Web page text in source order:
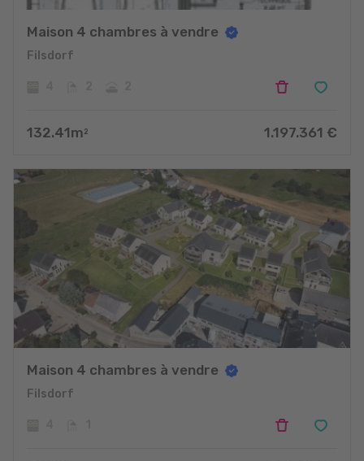
Maison 4 chambres à vendre
Filsdorf
132.41m 2 1.197.361 €
Maison 4 chambres à vendre
Filsdorf